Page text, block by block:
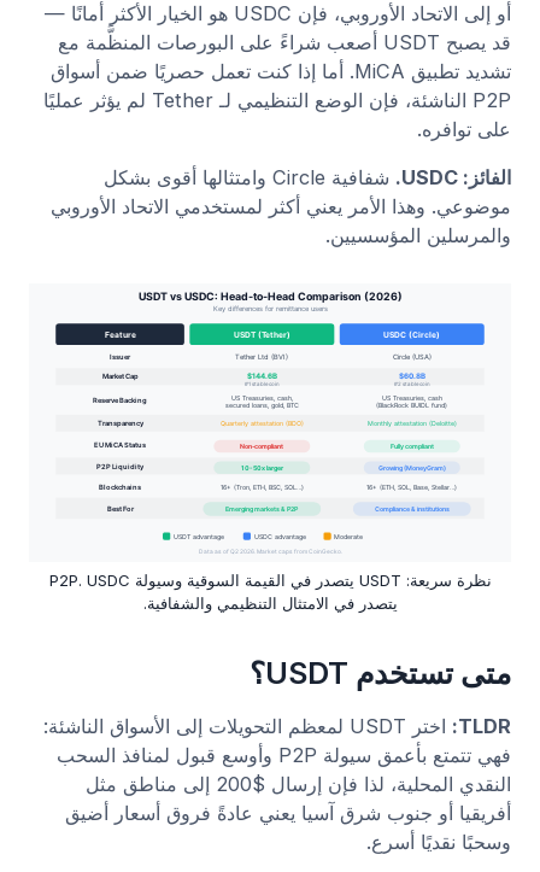
أو إلى الاتحاد الأوروبي، فإن USDC هو الخيار الأكثر أمانًا —
قد يصبح USDT أصعب شراءً على البورصات المنظَّمة مع
تشديد تطبيق MiCA. أما إذا كنت تعمل حصريًا ضمن أسواق
P2P الناشئة، فإن الوضع التنظيمي لـ Tether لم يؤثر عمليًا
على توافره.
الفائز: USDC.
شفافية Circle وامتثالها أقوى بشكل
موضوعي. وهذا الأمر يعني أكثر لمستخدمي الاتحاد الأوروبي
والمرسلين المؤسسيين.
نظرة سريعة: USDT يتصدر في القيمة السوقية وسيولة P2P. USDC
يتصدر في الامتثال التنظيمي والشفافية.
متى تستخدم USDT؟
TLDR:
اختر USDT لمعظم التحويلات إلى الأسواق الناشئة:
فهي تتمتع بأعمق سيولة P2P وأوسع قبول لمنافذ السحب
النقدي المحلية، لذا فإن إرسال $200 إلى مناطق مثل
أفريقيا أو جنوب شرق آسيا يعني عادةً فروق أسعار أضيق
وسحبًا نقديًا أسرع.